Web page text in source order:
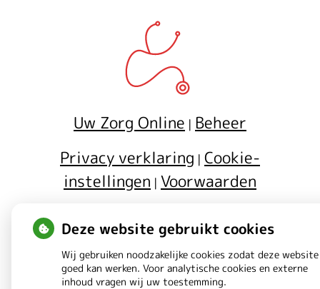
Uw Zorg Online | Beheer
Privacy verklaring | Cookie-
instellingen | Voorwaarden
Deze website gebruikt cookies
Wij gebruiken noodzakelijke cookies zodat deze website
goed kan werken. Voor analytische cookies en externe
inhoud vragen wij uw toestemming.